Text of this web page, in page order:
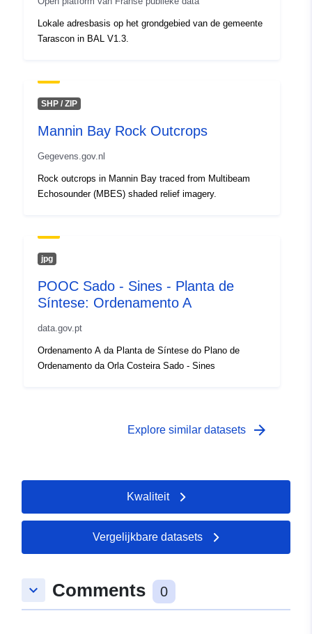
uriRef:
Opbouwfrequenti
continuous
tijdvak:
Lokale adresbasis op het grondgebied van de gemeente
Tarascon in BAL V1.3.
SHP / ZIP
Mannin Bay Rock Outcrops
Gegevens.gov.nl
Rock outcrops in Mannin Bay traced from Multibeam
Echosounder (MBES) shaded relief imagery.
jpg
POOC Sado - Sines - Planta de
Síntese: Ordenamento A
data.gov.pt
Ordenamento A da Planta de Síntese do Plano de
Ordenamento da Orla Costeira Sado - Sines
Explore similar datasets arrow_forward
Kwaliteit
Vergelijkbare datasets
keyboard_arrow_down Comments 0